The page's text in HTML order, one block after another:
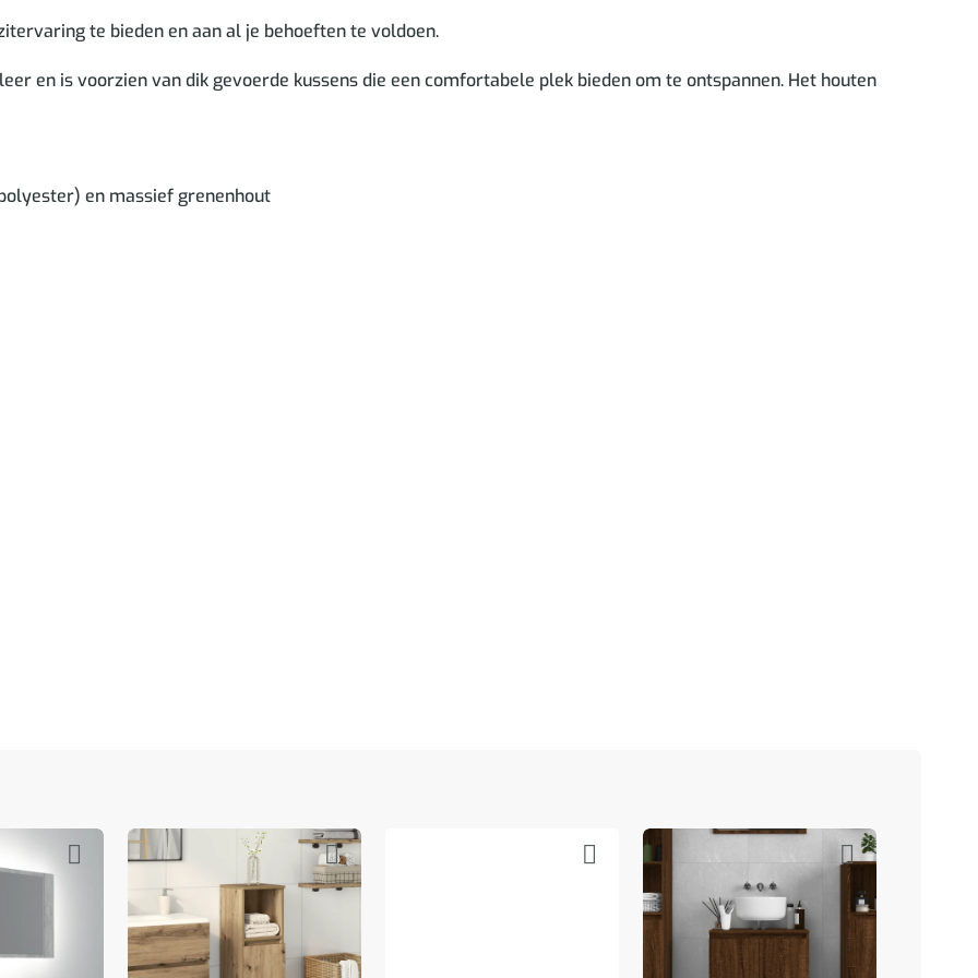
te bieden en aan al je behoeften te voldoen.
en is voorzien van dik gevoerde kussens die een comfortabele plek bieden om te ontspannen. Het houten
en massief grenenhout